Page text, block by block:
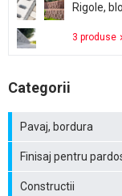
Rigole,
3 produse
Categorii
Pavaj, bordura
Finisaj pentru
Constructii